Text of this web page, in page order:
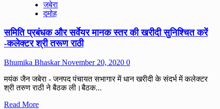
इंडिया
केम्पेन
तहत
निकली
गई
साईकिलिंग
रैली।
जबेरा
दमोह
समिति प्रबंधक और सर्वेयर मानक स्तर की खरीदी सुनिश्चित करें
-कलेक्टर श्री तरूण राठी
Bhumika BhaskarNovember 20, 2020 0
मयंक जैन जबेरा - जनपद पंचायत सभागार में धान खरीदी के संदर्भ में कलेक्टर
श्री तरुण राठी ने बैठक ली।बैठक...
Read MoreRead